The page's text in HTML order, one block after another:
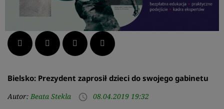
Facebook Twitter LinkedIn Pinterest
Bielsko: Prezydent zaprosił dzieci do swojego gabinetu
Autor: Beata Stekla access_time 08.04.2019 19:32